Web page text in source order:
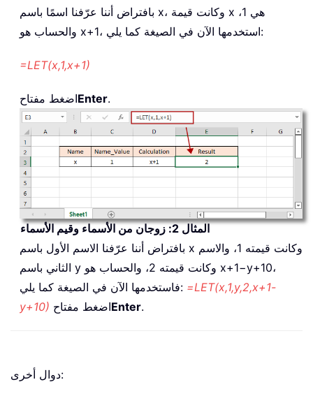
بافتراض أننا عرّفنا اسمًا باسم x، وكانت قيمة x هي 1،
والحساب هو x+1، استخدمها الآن في الصيغة كما يلي:
=LET(x,1,x+1)
اضغط مفتاحEnter.
المثال 2: زوجان من الأسماء وقيم الأسماء
بافتراض أننا عرّفنا الاسم الأول باسم x وكانت قيمته 1، والاسم
الثاني باسم y وكانت قيمته 2، والحساب هو x+1−y+10،
فاستخدمها الآن في الصيغة كما يلي: =LET(x,1,y,2,x+1-
y+10) اضغط مفتاحEnter.
دوال أخرى: